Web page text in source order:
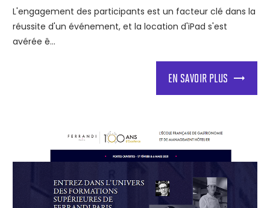
L'engagement des participants est un facteur clé dans la
réussite d'un événement, et la location d'iPad s'est
avérée ê...
EN SAVOIR PLUS